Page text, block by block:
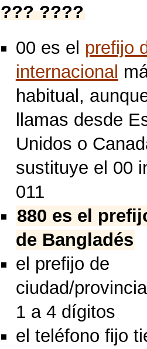
??? ????
00 es el prefijo
internacional
habitual,
llamas desde
Unidos o
sustituye el 00
011
880 es el
de Bangladés
el prefijo de
ciudad/
1 a 4 dígitos
el teléfono fijo